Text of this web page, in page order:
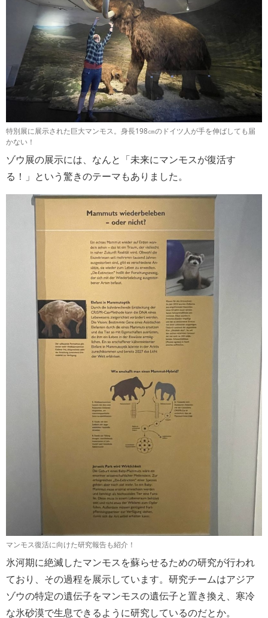
特別展に展示された巨大マンモス。身長198㎝のドイツ人が手を伸ばしても届
かない！
ゾウ展の展示には、なんと「未来にマンモスが復活す
る！」という驚きのテーマもありました。
マンモス復活に向けた研究報告も紹介！
氷河期に絶滅したマンモスを蘇らせるための研究が行われ
ており、その過程を展示しています。研究チームはアジア
ゾウの特定の遺伝子をマンモスの遺伝子と置き換え、寒冷
な氷砂漠で生息できるように研究しているのだとか。